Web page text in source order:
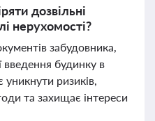
дозвільні
нерухомості?
забудовника,
введення будинку в
ризиків,
та захищає інтереси